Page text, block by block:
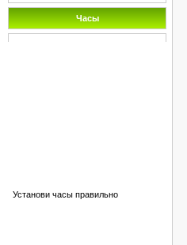
Часы
Установи часы правильно